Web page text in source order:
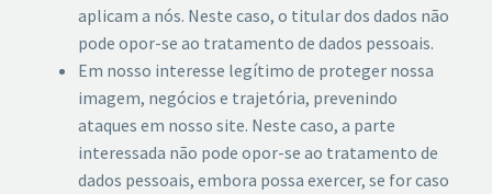
aplicam a nós. Neste caso, o titular dos dados não
pode opor-se ao tratamento de dados pessoais.
Em nosso interesse legítimo de proteger nossa
imagem, negócios e trajetória, prevenindo
ataques em nosso site. Neste caso, a parte
interessada não pode opor-se ao tratamento de
dados pessoais, embora possa exercer, se for caso